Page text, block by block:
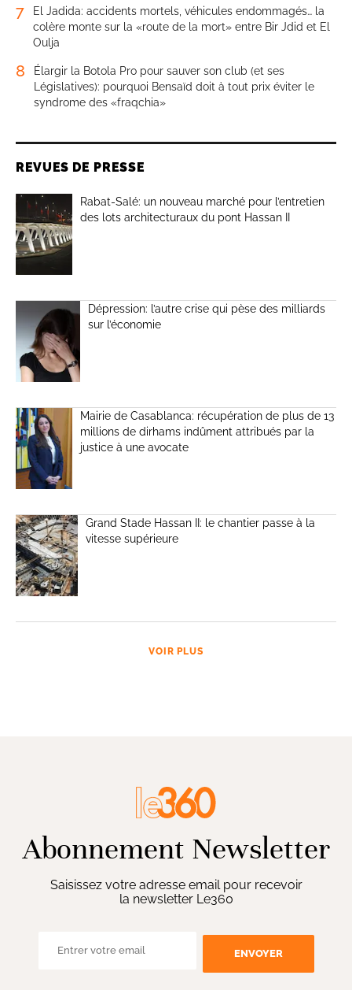
7
El Jadida: accidents mortels, véhicules endommagés… la
colère monte sur la «route de la mort» entre Bir Jdid et El
Oulja
8
Élargir la Botola Pro pour sauver son club (et ses
Législatives): pourquoi Bensaïd doit à tout prix éviter le
syndrome des «fraqchia»
REVUES DE PRESSE
Rabat-Salé: un nouveau marché pour l’entretien
des lots architecturaux du pont Hassan II
Dépression: l’autre crise qui pèse des milliards
sur l’économie
Mairie de Casablanca: récupération de plus de 13
millions de dirhams indûment attribués par la
justice à une avocate
Grand Stade Hassan II: le chantier passe à la
vitesse supérieure
VOIR PLUS
Abonnement Newsletter
Saisissez votre adresse email pour recevoir
la newsletter Le360
ENVOYER